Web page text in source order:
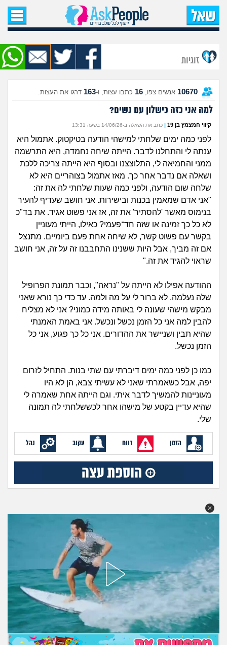
עמוד הבית
שאל שאלה
שאלות חדשות
שאלות שעוררו עניין
עצות חדשות
מה קורה כאן?
מתחם הטיפים
מדורים
זוגיות
היריון ולידה
מתבגרים
מהבקו"ם... ועד מתי?!
עבודה וקריירה
חברים ואנשים
בית, שכנים ושותפים
מה שעובר עליי
שומרים על הגוף
פיננסי וכלכלה
בין הסדינים
חיות מחמד
יוקר המחיה
גאווה
חיפוש שאלות
הרשמה | התחברות
זוגיות
10670 אנשים צפו, 16 כתבו עצות, ו-163 דרגו את העצות.
למה אני כזה כישלון עם נשים?
קיווי חמצמץ בן 19 | כתב את השאלה ב-14/06/26 בשעה 13:31
לפני כמה ימים שלחתי למישהי הודעה בטיקטוק. אתמול היא
ענתה לי והתחלנו לדבר. הייתה שיחה נחמדה, היא התרשמה
ממני והחמיאה לי, התלוצצנו ובסוף היא הייתה צריכה ללכת
ושאלה אם נדבר אחר כך. מאז אתמול בצוהריים היא לא
שלחה שום הודעה, ולפני כמה שעות שלחתי לה את זה:
"אני אדם שמאמין בכנות ובישירות. אני חושב שעדיף להעיר
בנימוס מאשר 'להסתיר' את זה, אז אני פשוט אגיד. את בד"כ
לא כל כך זמינה או שזה חד־פעמי? כאילו, הייתי מעוניין
בקשר עם פשוט קשר, לא שיחה אחת פעם ביומיים. מתנצל
אם זה מביך, אבל היות ששנינו התחבבנו זה על זה, אני חושב
שראוי להגיד את זה."
ההודעה אפילו לא הייתה על "נראה", וכבר תמונת הפרופיל
שלה נעלמה. לא ברור לי על מה ולמה. עד כדי כך נורא שאני
מבקש מישהי שעונה לי באותה מידה כמוני? אני לא מצליח
להבין למה אני כל הזמן נכשל ונכשל. אני באמת האמנתי
שהיא תבין ושניישר את ההדורים. אני כל כך פגוע, אני כל
הזמן נכשל.
כמו כן לפני כמה ימים דיברתי עם שתי בנות. התחיל לזרום
יפה, אבל כשאמרתי שאני לא עשיתי צבא, הן לא היו
מעוניינות להמשיך לדבר איתי. וגם הייתה אחת שאמרה לי
שהיא עדיין בקטע של מישהו אחר לכששלחתי לה תמונה
שלי.
הזמן דווח עקוב נהל